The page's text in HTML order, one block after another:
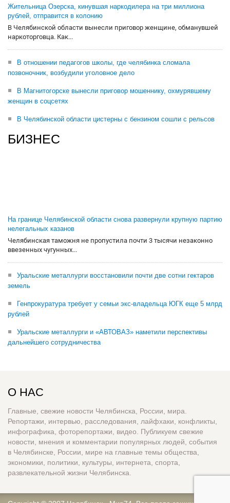
Жительница Озерска, кинувшая наркодилера на три миллиона
рублей, отправится в колонию
В Челябинской области вынесли приговор женщине, обманувшей
наркоторговца. Как...
В отношении педагогов школы, где челябинка сломала
позвоночник, возбудили уголовное дело
В Магнитогорске вынесли приговор мошеннику, охмурявшему
женщин в соцсетях
В Челябинской области цистерны с бензином сошли с рельсов
БИЗНЕС
На границе Челябинской области снова развернули крупную партию
нелегальных казанов
Челябинская таможня не пропустила почти 3 тысячи незаконно
ввезенных чугунных...
Уральские металлурги восстановили почти две сотни гектаров
земель
Генпрокуратура требует у семьи экс-владельца ЮГК еще 5 млрд
рублей
Уральские металлурги и «АВТОВАЗ» наметили перспективы
дальнейшего сотрудничества
О НАС
Главные, свежие новости Челябинска, России, мира.
Репортажи, интервью, расследования, лайфхаки, конфликты,
инфографика, фоторепортажи, видео. Публикуем свежие
новости, мнения и комментарии популярных людей, события
в Челябинске, России, мире на главные темы общества,
экономики, политики, культуры, интернета, спорта,
развлекательной жизни Челябинска.